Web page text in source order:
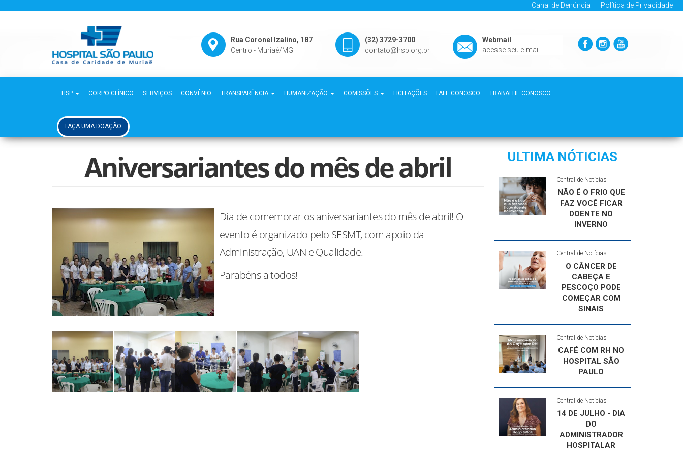
Canal de Denúncia Política de Privacidade
Rua Coronel Izalino, 187
Centro - Muriaé/MG
(32) 3729-3700
contato@hsp.org.br
Webmail
acesse seu e-mail
HSP CORPO CLÍNICO SERVIÇOS CONVÊNIO TRANSPARÊNCIA HUMANIZAÇÃO COMISSÕES LICITAÇÕES FALE CONOSCO TRABALHE CONOSCO
FAÇA UMA DOAÇÃO
Aniversariantes do mês de abril
Dia de comemorar os aniversariantes do mês de abril! O
evento é organizado pelo SESMT, com apoio da
Administração, UAN e Qualidade.
Parabéns a todos!
ULTIMA NÓTICIAS
Central de Notícias
NÃO É O FRIO QUE
FAZ VOCÊ FICAR
DOENTE NO
INVERNO
Central de Notícias
O CÂNCER DE
CABEÇA E
PESCOÇO PODE
COMEÇAR COM
SINAIS
Central de Notícias
CAFÉ COM RH NO
HOSPITAL SÃO
PAULO
Central de Notícias
14 DE JULHO - DIA
DO
ADMINISTRADOR
HOSPITALAR